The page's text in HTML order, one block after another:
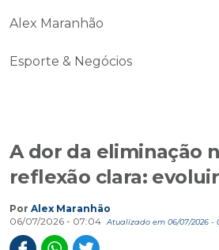
Alex Maranhão
Esporte & Negócios
A dor da eliminação
reflexão clara:
Por Alex Maranhão
06/07/2026 - 07:04
Atualizado em 06/07/2026 -